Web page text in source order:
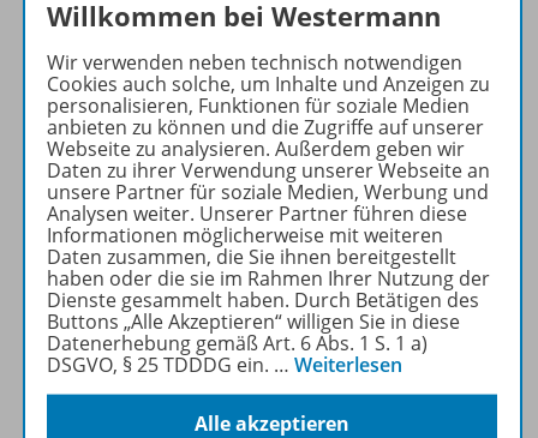
Produktinformationen
Beschreibung
Inhalte
Zugehörige Produkte
Willkommen bei Westermann
Wir verwenden neben technisch notwendigen
Cookies auch solche, um Inhalte und Anzeigen zu
personalisieren, Funktionen für soziale Medien
anbieten zu können und die Zugriffe auf unserer
Webseite zu analysieren. Außerdem geben wir
Daten zu ihrer Verwendung unserer Webseite an
unsere Partner für soziale Medien, Werbung und
Analysen weiter. Unserer Partner führen diese
Informationen möglicherweise mit weiteren
Daten zusammen, die Sie ihnen bereitgestellt
haben oder die sie im Rahmen Ihrer Nutzung der
Dienste gesammelt haben. Durch Betätigen des
Buttons „Alle Akzeptieren“ willigen Sie in diese
Datenerhebung gemäß Art. 6 Abs. 1 S. 1 a)
DSGVO, § 25 TDDDG ein. … Weiterlesen
Alle akzeptieren